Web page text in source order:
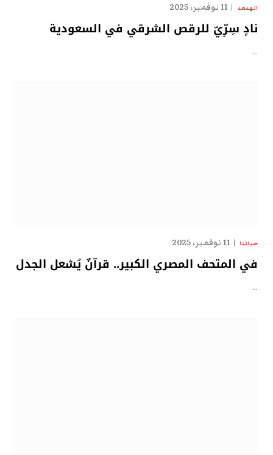
الهدهد 11 نوفمبر، 2025
نادٍ سِرِّيّ للرقص الشرقي في السعودية
…
حياتنا 11 نوفمبر، 2025
في المتحف المصري الكبير.. قرآنٌ يُشعل الجدل
…